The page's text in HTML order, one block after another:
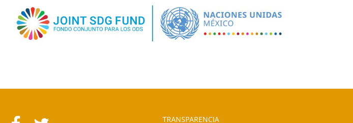
TRANSPARENCIA